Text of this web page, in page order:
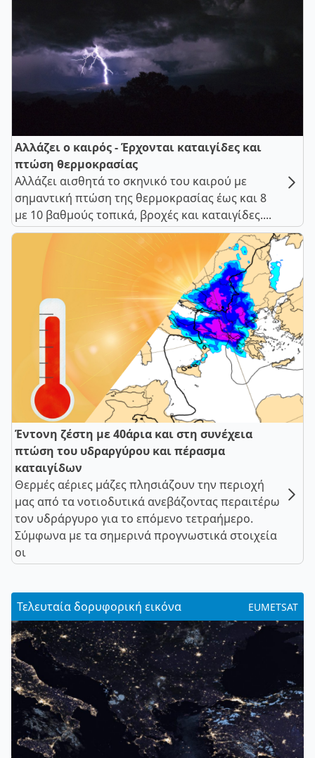
Αλλάζει ο καιρός - Έρχονται καταιγίδες και
πτώση θερμοκρασίας
Αλλάζει αισθητά το σκηνικό του καιρού με
σημαντική πτώση της θερμοκρασίας έως και 8
με 10 βαθμούς τοπικά, βροχές και καταιγίδες....
Έντονη ζέστη με 40άρια και στη συνέχεια
πτώση του υδραργύρου και πέρασμα
καταιγίδων
Θερμές αέριες μάζες πλησιάζουν την περιοχή
μας από τα νοτιοδυτικά ανεβάζοντας περαιτέρω
τον υδράργυρο για το επόμενο τετραήμερο.
Σύμφωνα με τα σημερινά προγνωστικά στοιχεία
οι
Τελευταία δορυφορική εικόνα EUMETSAT